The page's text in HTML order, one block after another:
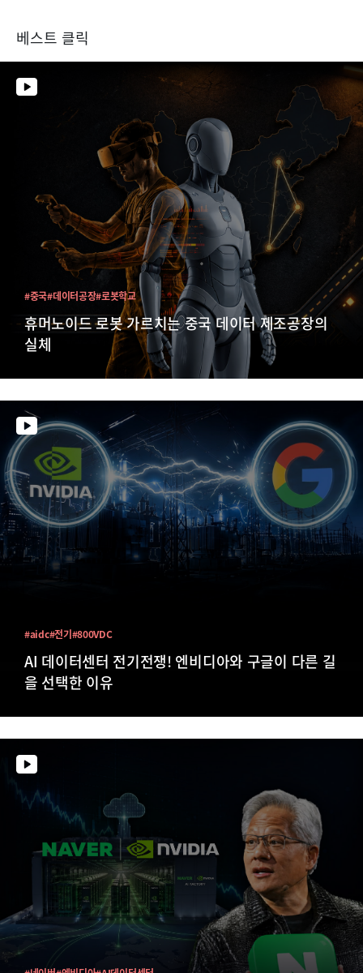
베스트 클릭
휴머노이드 로봇 가르치는 중국 데이터 제조공장의
실체
#중국#데이터공장#로봇학교
AI 데이터센터 전기전쟁! 엔비디아와 구글이 다른 길
을 선택한 이유
#aidc#전기#800VDC